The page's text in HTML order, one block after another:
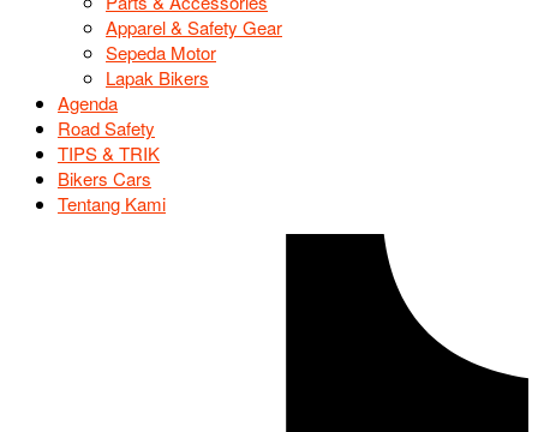
Apparel & Safety Gear
Sepeda Motor
Lapak Bikers
Agenda
Road Safety
TIPS & TRIK
Bikers Cars
Tentang Kami